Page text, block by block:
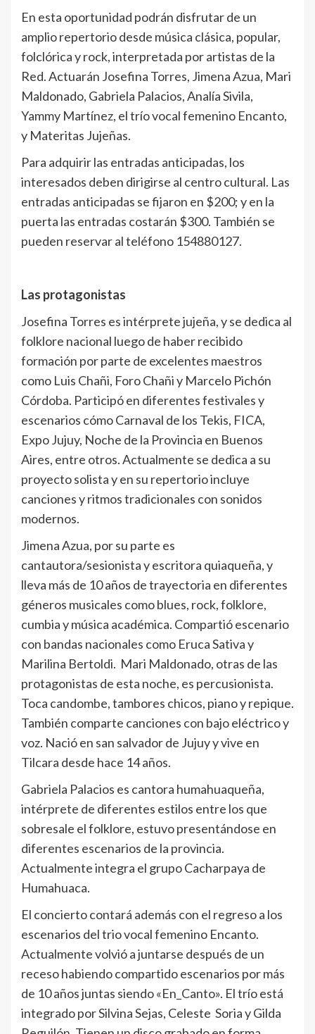
En esta oportunidad podrán disfrutar de un
amplio repertorio desde música clásica, popular,
folclórica y rock, interpretada por artistas de la
Red. Actuarán Josefina Torres, Jimena Azua, Mari
Maldonado, Gabriela Palacios, Analía Sivila,
Yammy Martínez, el trío vocal femenino Encanto,
y Materitas Jujeñas.
Para adquirir las entradas anticipadas, los
interesados deben dirigirse al centro cultural. Las
entradas anticipadas se fijaron en $200; y en la
puerta las entradas costarán $300. También se
pueden reservar al teléfono 154880127.
Las protagonistas
Josefina Torres es intérprete jujeña, y se dedica al
folklore nacional luego de haber recibido
formación por parte de excelentes maestros
como Luis Chañi, Foro Chañi y Marcelo Pichón
Córdoba. Participó en diferentes festivales y
escenarios cómo Carnaval de los Tekis, FICA,
Expo Jujuy, Noche de la Provincia en Buenos
Aires, entre otros. Actualmente se dedica a su
proyecto solista y en su repertorio incluye
canciones y ritmos tradicionales con sonidos
modernos.
Jimena Azua, por su parte es
cantautora/sesionista y escritora quiaqueña, y
lleva más de 10 años de trayectoria en diferentes
géneros musicales como blues, rock, folklore,
cumbia y música académica. Compartió escenario
con bandas nacionales como Eruca Sativa y
Marilina Bertoldi. Mari Maldonado, otras de las
protagonistas de esta noche, es percusionista.
Toca candombe, tambores chicos, piano y repique.
También comparte canciones con bajo eléctrico y
voz. Nació en san salvador de Jujuy y vive en
Tilcara desde hace 14 años.
Gabriela Palacios es cantora humahuaqueña,
intérprete de diferentes estilos entre los que
sobresale el folklore, estuvo presentándose en
diferentes escenarios de la provincia.
Actualmente integra el grupo Cacharpaya de
Humahuaca.
El concierto contará además con el regreso a los
escenarios del trio vocal femenino Encanto.
Actualmente volvió a juntarse después de un
receso habiendo compartido escenarios por más
de 10 años juntas siendo «En_Canto». El trío está
integrado por Silvina Sejas, Celeste Soria y Gilda